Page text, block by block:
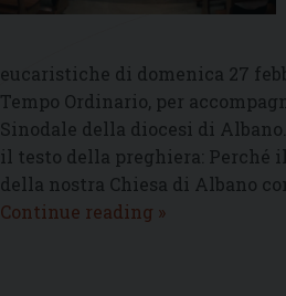
eucaristiche di domenica 27
Tempo Ordinario, per
Sinodale della diocesi di
il testo della preghiera: Perché
della nostra Chiesa di Albano
Continue reading Preghiera
»